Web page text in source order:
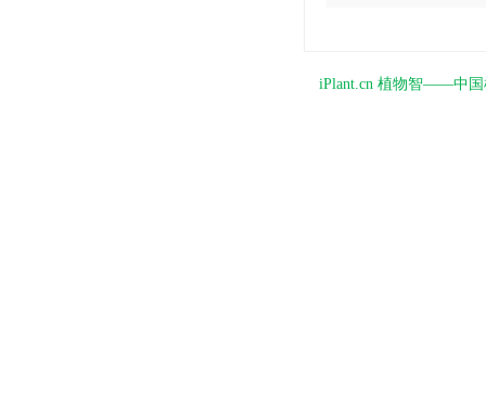
iPlant.cn 植物智——中国